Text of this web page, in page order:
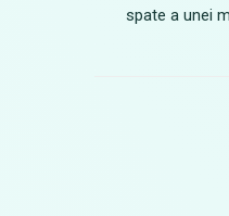
spate a unei